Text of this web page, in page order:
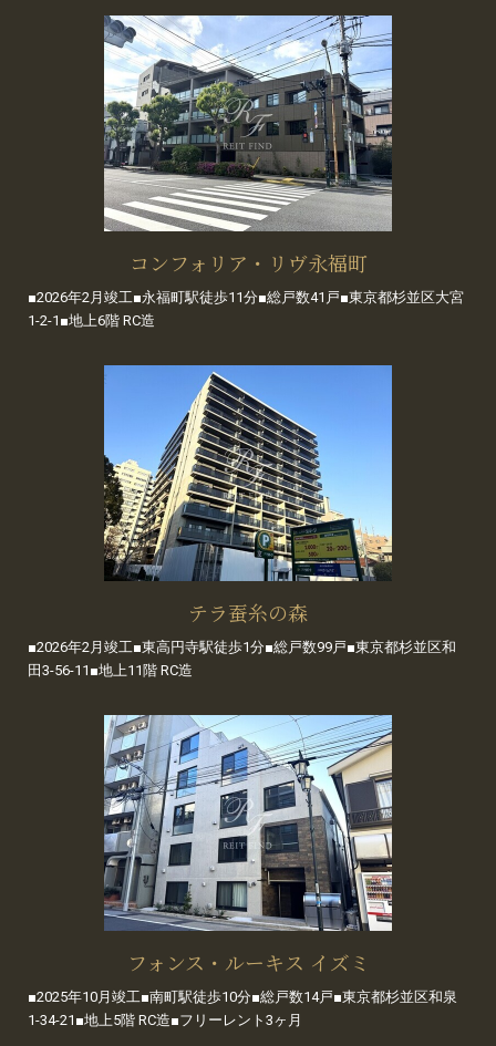
コンフォリア・リヴ永福町
■2026年2月竣工■永福町駅徒歩11分■総戸数41戸■東京都杉並区大宮
1-2-1■地上6階 RC造
テラ蚕糸の森
■2026年2月竣工■東高円寺駅徒歩1分■総戸数99戸■東京都杉並区和
田3-56-11■地上11階 RC造
フォンス・ルーキス イズミ
■2025年10月竣工■南町駅徒歩10分■総戸数14戸■東京都杉並区和泉
1-34-21■地上5階 RC造■フリーレント3ヶ月